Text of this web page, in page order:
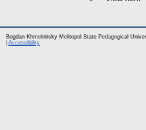
Bogdan Khmelnitsky Melitopol State Pedagogical
Accessibility